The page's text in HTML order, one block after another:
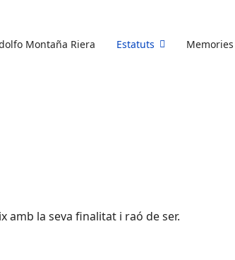
Montaña Riera Estatuts Memories
amb la seva finalitat i raó de ser.